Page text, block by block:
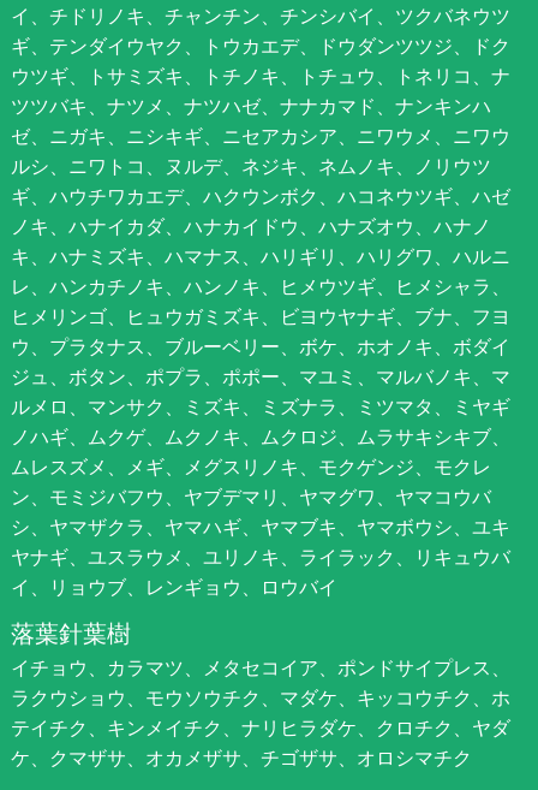
イ、チドリノキ、チャンチン、チンシバイ、ツクバネウツ
ギ、テンダイウヤク、トウカエデ、ドウダンツツジ、ドク
ウツギ、トサミズキ、トチノキ、トチュウ、トネリコ、ナ
ツツバキ、ナツメ、ナツハゼ、ナナカマド、ナンキンハ
ゼ、ニガキ、ニシキギ、ニセアカシア、ニワウメ、ニワウ
ルシ、ニワトコ、ヌルデ、ネジキ、ネムノキ、ノリウツ
ギ、ハウチワカエデ、ハクウンボク、ハコネウツギ、ハゼ
ノキ、ハナイカダ、ハナカイドウ、ハナズオウ、ハナノ
キ、ハナミズキ、ハマナス、ハリギリ、ハリグワ、ハルニ
レ、ハンカチノキ、ハンノキ、ヒメウツギ、ヒメシャラ、
ヒメリンゴ、ヒュウガミズキ、ビヨウヤナギ、ブナ、フヨ
ウ、プラタナス、ブルーベリー、ボケ、ホオノキ、ボダイ
ジュ、ボタン、ポプラ、ポポー、マユミ、マルバノキ、マ
ルメロ、マンサク、ミズキ、ミズナラ、ミツマタ、ミヤギ
ノハギ、ムクゲ、ムクノキ、ムクロジ、ムラサキシキブ、
ムレスズメ、メギ、メグスリノキ、モクゲンジ、モクレ
ン、モミジバフウ、ヤブデマリ、ヤマグワ、ヤマコウバ
シ、ヤマザクラ、ヤマハギ、ヤマブキ、ヤマボウシ、ユキ
ヤナギ、ユスラウメ、ユリノキ、ライラック、リキュウバ
イ、リョウブ、レンギョウ、ロウバイ
落葉針葉樹
イチョウ、カラマツ、メタセコイア、ポンドサイプレス、
ラクウショウ、モウソウチク、マダケ、キッコウチク、ホ
テイチク、キンメイチク、ナリヒラダケ、クロチク、ヤダ
ケ、クマザサ、オカメザサ、チゴザサ、オロシマチク